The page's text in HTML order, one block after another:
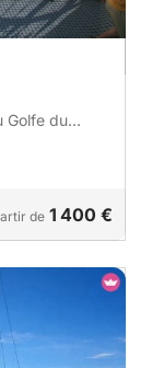
Golfe du
de 1 400 €